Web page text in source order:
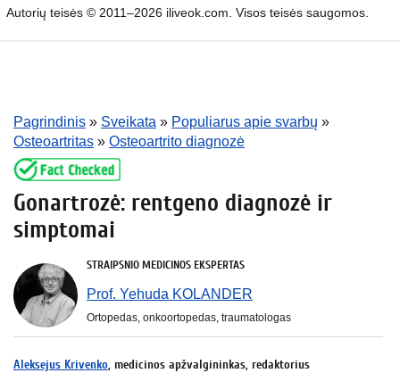
Autorių teisės © 2011–2026 iliveok.com. Visos teisės saugomos.
Pagrindinis » Sveikata » Populiarus apie svarbų »
Osteoartritas » Osteoartrito diagnozė
Gonartrozė: rentgeno diagnozė ir
simptomai
STRAIPSNIO MEDICINOS EKSPERTAS
Prof. Yehuda KOLANDER
Ortopedas, onkoortopedas, traumatologas
Aleksejus Krivenko, medicinos apžvalgininkas, redaktorius